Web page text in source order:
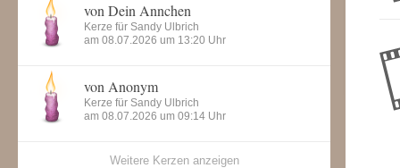
von Dein Annchen
Kerze für Sandy Ulbrich
am 08.07.2026 um 13:20 Uhr
von Anonym
Kerze für Sandy Ulbrich
am 08.07.2026 um 09:14 Uhr
Weitere Kerzen anzeigen